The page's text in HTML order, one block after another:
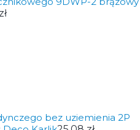
bez uziemienia 2P